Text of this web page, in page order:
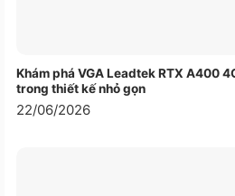
Khám phá VGA Leadtek RTX A400
trong thiết kế nhỏ gọn
22/06/2026